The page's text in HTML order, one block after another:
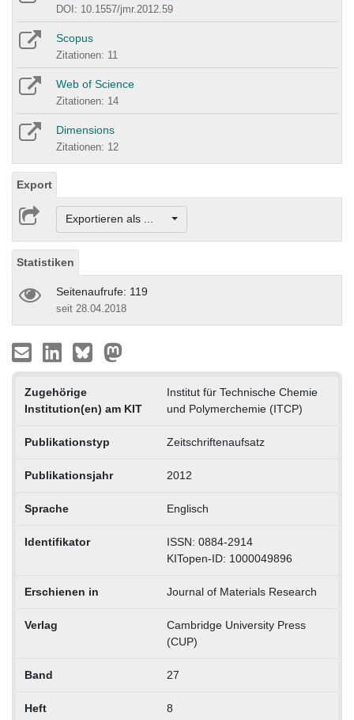
DOI: 10.1557/jmr.2012.59
Scopus
Zitationen: 11
Web of Science
Zitationen: 14
Dimensions
Zitationen: 12
Export
Exportieren als ...
Statistiken
Seitenaufrufe: 119
seit 28.04.2018
Zugehörige
Institution(en) am KIT
Institut für Technische Chemie
und Polymerchemie (ITCP)
Publikationstyp Zeitschriftenaufsatz
Publikationsjahr 2012
Sprache Englisch
Identifikator
ISSN: 0884-2914
KITopen-ID: 1000049896
Erschienen in Journal of Materials Research
Verlag
Cambridge University Press
(CUP)
Band 27
Heft 8